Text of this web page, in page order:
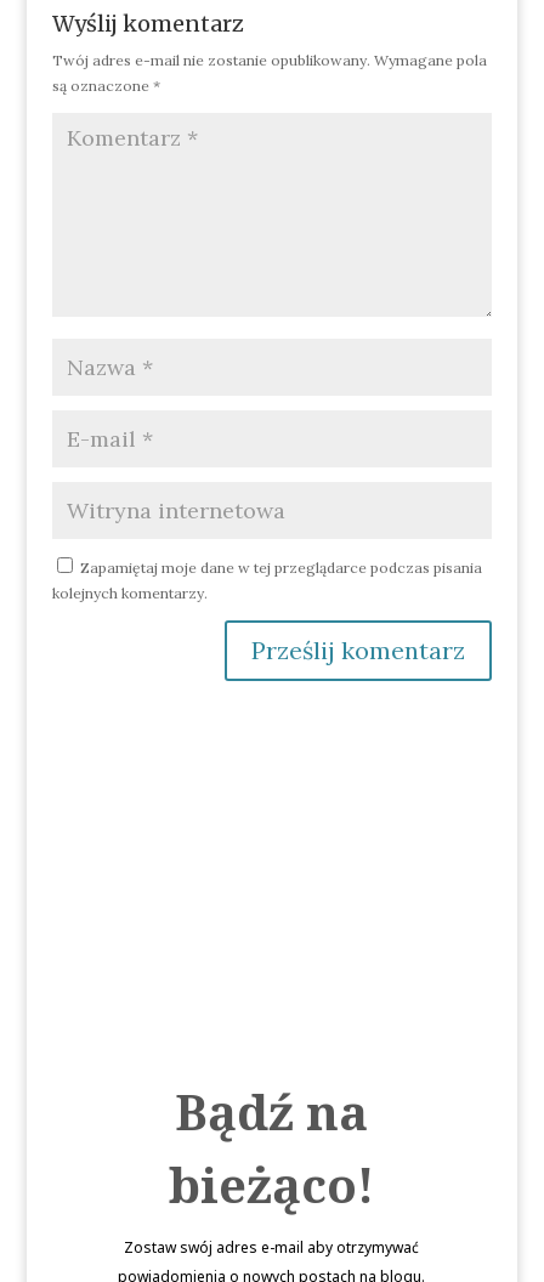
Wyślij komentarz
Twój adres e-mail nie zostanie opublikowany. Wymagane pola
są oznaczone *
Zapamiętaj moje dane w tej przeglądarce podczas pisania
kolejnych komentarzy.
Prześlij komentarz
Bądź na
bieżąco!
Zostaw swój adres e-mail aby otrzymywać
powiadomienia o nowych postach na blogu.